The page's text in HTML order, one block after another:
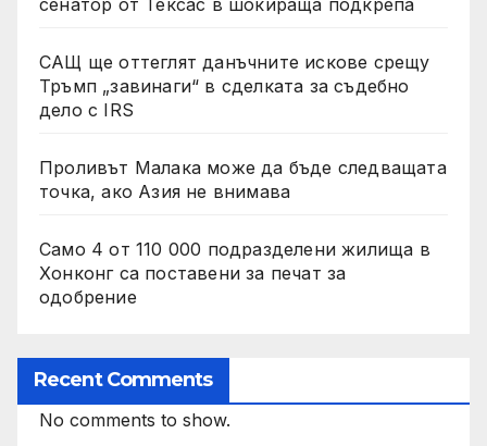
сенатор от Тексас в шокираща подкрепа
САЩ ще оттеглят данъчните искове срещу
Тръмп „завинаги“ в сделката за съдебно
дело с IRS
Проливът Малака може да бъде следващата
точка, ако Азия не внимава
Само 4 от 110 000 подразделени жилища в
Хонконг са поставени за печат за
одобрение
Recent Comments
No comments to show.